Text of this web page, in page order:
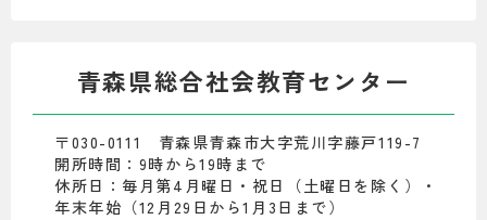
青森県総合社会教育センター
〒030-0111 青森県青森市大字荒川字藤戸119-7
開所時間：9時から19時まで
休所日：毎月第4月曜日・祝日（土曜日を除く）・
年末年始（12月29日から1月3日まで）